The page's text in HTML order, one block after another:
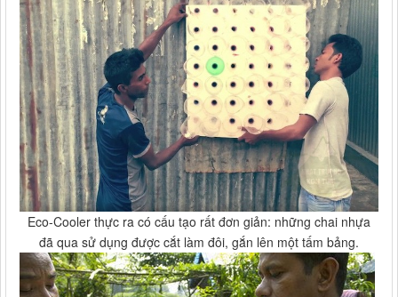
Eco-Cooler thực ra có cấu tạo rất đơn giản: những chai nhựa
đã qua sử dụng được cắt làm đôi, gắn lên một tấm bảng.